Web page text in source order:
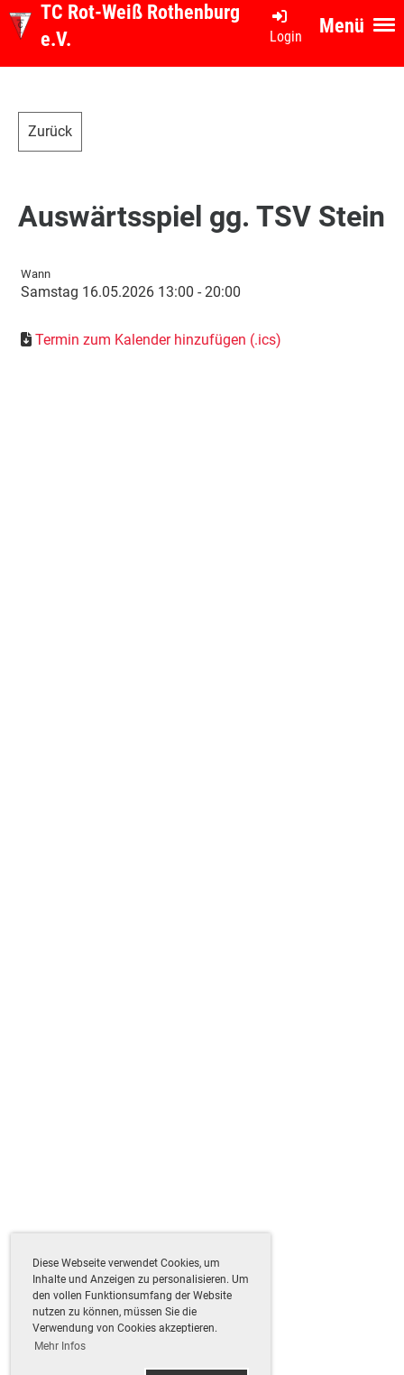
Diese Webseite verwendet Cookies, um
Inhalte und Anzeigen zu personalisieren. Um
den vollen Funktionsumfang der Website
nutzen zu können, müssen Sie die
Verwendung von Cookies akzeptieren.
Mehr Infos
Menü
Login
TC Rot-Weiß Rothenburg
e.V.
Zurück
Auswärtsspiel gg. TSV Stein
Wann
Samstag 16.05.2026 13:00 - 20:00
Termin zum Kalender hinzufügen (.ics)